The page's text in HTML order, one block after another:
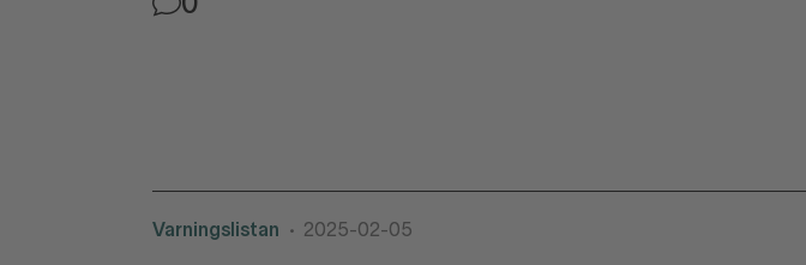
0
Varningslistan • 2025-02-05